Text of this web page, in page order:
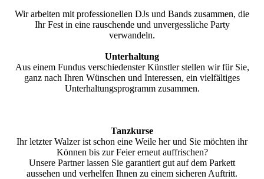
Wir arbeiten mit professionellen DJs und Bands zusammen, die
Ihr Fest in eine rauschende und unvergessliche Party
verwandeln.
Unterhaltung
Aus einem Fundus verschiedenster Künstler stellen wir für Sie,
ganz nach Ihren Wünschen und Interessen, ein vielfältiges
Unterhaltungsprogramm zusammen.
Tanzkurse
Ihr letzter Walzer ist schon eine Weile her und Sie möchten ihr
Können bis zur Feier erneut auffrischen?
Unsere Partner lassen Sie garantiert gut auf dem Parkett
aussehen und verhelfen Ihnen zu einem sicheren Auftritt.